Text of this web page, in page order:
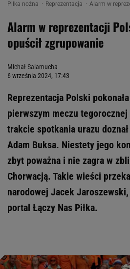
Piłka nożna Reprezentacja Alarm w
Alarm w reprezentacji
opuścił zgrupowanie
Michał Salamucha
6 września 2024, 17:43
Reprezentacja Polski
pierwszym meczu
trakcie spotkania urazu
Adam Buksa. Niestety jego
zbyt poważna i nie zagra w
Chorwacją. Takie wieści
narodowej Jacek
portal Łączy Nas Piłka.